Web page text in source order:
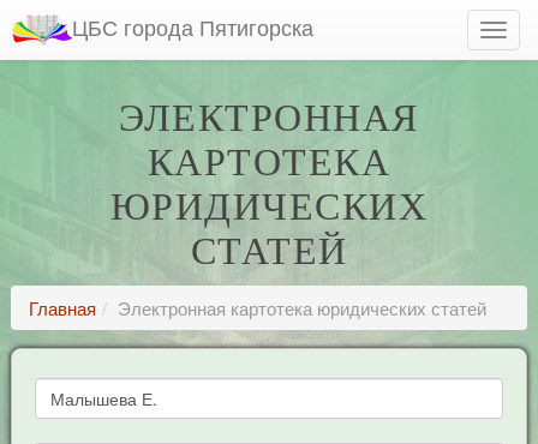
ЦБС города Пятигорска
ЭЛЕКТРОННАЯ
КАРТОТЕКА
ЮРИДИЧЕСКИХ
СТАТЕЙ
Главная Электронная картотека юридических статей